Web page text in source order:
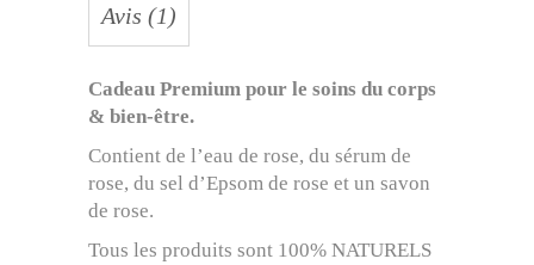
Avis (1)
Cadeau Premium pour le soins du corps
& bien-être.
Contient de l’eau de rose, du sérum de
rose, du sel d’Epsom de rose et un savon
de rose.
Tous les produits sont 100% NATURELS